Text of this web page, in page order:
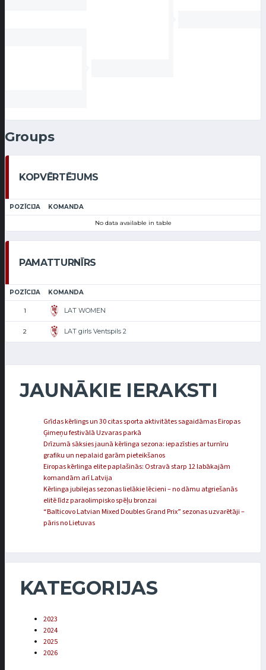
Groups
KOPVĒRTĒJUMS
POZĪCIJA KOMANDA
No data available in table
PAMATTURNĪRS
POZĪCIJA KOMANDA
1 LAT WOMEN
2 LAT girls Ventspils 2
JAUNĀKIE IERAKSTI
Grīdas kērlings un 30 citas sporta aktivitātes sagaidāmas Eiropas
Ģimeņu festivālā Uzvaras parkā
Drīzumā sāksies jaunā kērlinga sezona: iepazīsties ar turnīru
grafiku un nepalaid garām pieteikšanos
Eiropas kērlinga elite paplašinās: Ostravā starp 12 labākajām
komandām arī Latvija
Kērlinga jubilejas sezonas lielākie lēcieni – no dāmu atgriešanās
elitē līdz paraolimpisko spēļu bronzai
“Balticovo Latvian Mixed Doubles Grand Prix” sezonas uzvarētāji –
pāris no Lietuvas
KATEGORIJAS
2023
2024
2025
2026